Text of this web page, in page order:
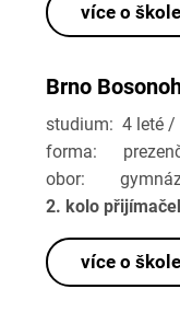
více o škole
Brno
studium: 4 leté /
forma:
obor:
2. kolo
více o škole